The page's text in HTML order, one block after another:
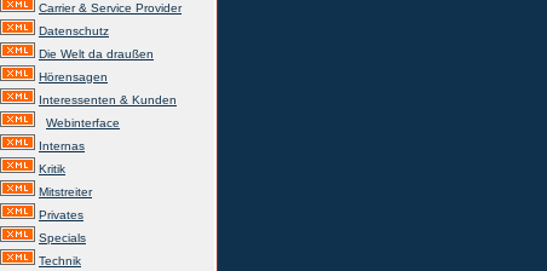
Carrier & Service Provider
Datenschutz
Die Welt da draußen
Hörensagen
Interessenten & Kunden
Webinterface
Internas
Kritik
Mitstreiter
Privates
Specials
Technik